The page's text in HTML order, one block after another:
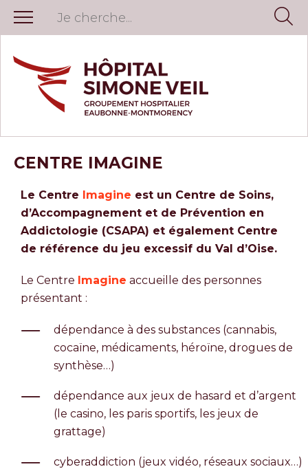
CENTRE IMAGINE
Le Centre Imagine est un Centre de Soins,
d’Accompagnement et de Prévention en
Addictologie (CSAPA) et également Centre
de référence du jeu excessif du Val d’Oise.
Le Centre Imagine accueille des personnes
présentant :
dépendance à des substances (cannabis,
cocaïne, médicaments, héroïne, drogues de
synthèse…)
dépendance aux jeux de hasard et d’argent
(le casino, les paris sportifs, les jeux de
grattage)
cyberaddiction (jeux vidéo, réseaux sociaux…)